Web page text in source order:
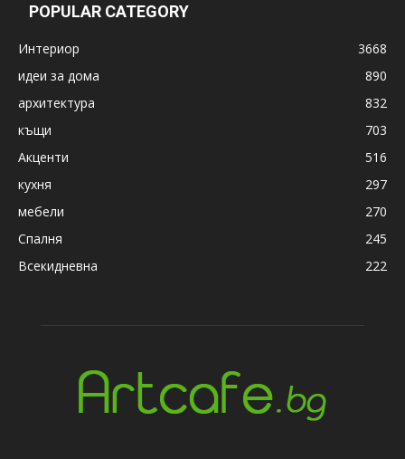
POPULAR CATEGORY
Интериор
3668
идеи за дома
890
архитектура
832
къщи
703
Акценти
516
кухня
297
мебели
270
Спалня
245
Всекидневна
222